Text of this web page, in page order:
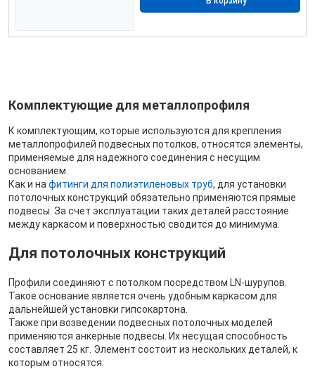
Комплектующие для металлопрофиля
К комплектующим, которые используются для крепления
металлопрофилей подвесных потолков, относятся элементы,
применяемые для надежного соединения с несущим
основанием.
Как и на фитинги для полиэтиленовых труб, для установки
потолочных конструкций обязательно применяются прямые
подвесы. За счет эксплуатации таких деталей расстояние
между каркасом и поверхностью сводится до минимума.
Для потолочных конструкций
Профили соединяют с потолком посредством LN-шурупов.
Такое основание является очень удобным каркасом для
дальнейшей установки гипсокартона.
Также при возведении подвесных потолочных моделей
применяются анкерные подвесы. Их несущая способность
составляет 25 кг. Элемент состоит из нескольких деталей, к
которым относятся: